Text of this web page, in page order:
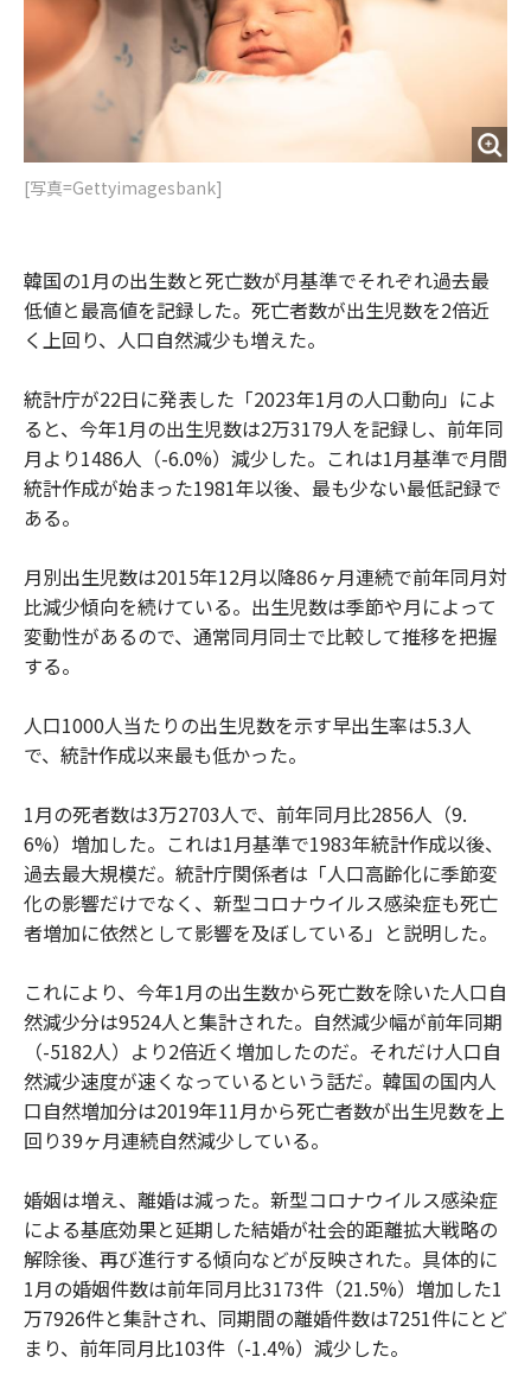
[写真=Gettyimagesbank]
韓国の1月の出生数と死亡数が月基準でそれぞれ過去最
低値と最高値を記録した。死亡者数が出生児数を2倍近
く上回り、人口自然減少も増えた。
統計庁が22日に発表した「2023年1月の人口動向」によ
ると、今年1月の出生児数は2万3179人を記録し、前年同
月より1486人（-6.0%）減少した。これは1月基準で月間
統計作成が始まった1981年以後、最も少ない最低記録で
ある。
月別出生児数は2015年12月以降86ヶ月連続で前年同月対
比減少傾向を続けている。出生児数は季節や月によって
変動性があるので、通常同月同士で比較して推移を把握
する。
人口1000人当たりの出生児数を示す早出生率は5.3人
で、統計作成以来最も低かった。
1月の死者数は3万2703人で、前年同月比2856人（9.
6%）増加した。これは1月基準で1983年統計作成以後、
過去最大規模だ。統計庁関係者は「人口高齢化に季節変
化の影響だけでなく、新型コロナウイルス感染症も死亡
者増加に依然として影響を及ぼしている」と説明した。
これにより、今年1月の出生数から死亡数を除いた人口自
然減少分は9524人と集計された。自然減少幅が前年同期
（-5182人）より2倍近く増加したのだ。それだけ人口自
然減少速度が速くなっているという話だ。韓国の国内人
口自然増加分は2019年11月から死亡者数が出生児数を上
回り39ヶ月連続自然減少している。
婚姻は増え、離婚は減った。新型コロナウイルス感染症
による基底効果と延期した結婚が社会的距離拡大戦略の
解除後、再び進行する傾向などが反映された。具体的に
1月の婚姻件数は前年同月比3173件（21.5%）増加した1
万7926件と集計され、同期間の離婚件数は7251件にとど
まり、前年同月比103件（-1.4%）減少した。